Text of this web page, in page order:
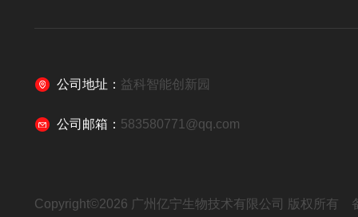
公司地址： 益科智能创新园
公司邮箱： 583580771@qq.com
Copyright©2026 广州亿宁生物技术有限公司 版权所有